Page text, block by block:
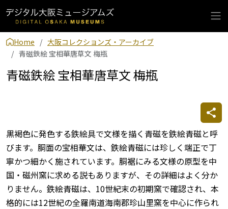
Home
大阪コレクションズ・アーカイブ
青磁鉄絵 宝相華唐草文 梅瓶
青磁鉄絵 宝相華唐草文 梅瓶
黒褐色に発色する鉄絵具で文様を描く青磁を鉄絵青磁と呼
びます。胴面の宝相華文は、鉄絵青磁には珍しく端正で丁
寧かつ細かく施されています。胴裾にみる文様の原型を中
国・磁州窯に求める説もありますが、その詳細はよく分か
りません。鉄絵青磁は、10世紀末の初期窯で確認され、本
格的には12世紀の全羅南道海南郡珍山里窯を中心に作られ